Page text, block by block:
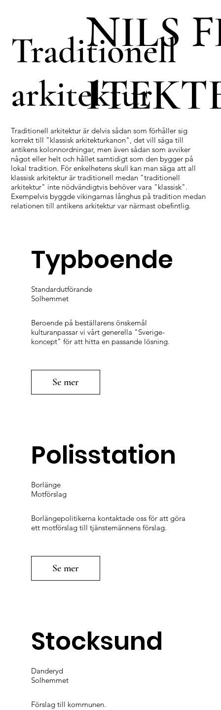
NILS F
Traditionell
arkitektur
Traditionell arkitektur är delvis sådan som förhåller sig
korrekt till "klassisk arkitekturkanon", det vill säga till
antikens kolonnordningar, men även sådan som avviker
något eller helt och hållet samtidigt som den bygger på
lokal tradition. För enkelhetens skull kan man säga att all
klassisk arkitektur är traditionell medan "traditionell
arkitektur" inte nödvändigtvis behöver vara "klassisk".
Exempelvis byggde vikingarnas långhus på tradition medan
relationen till antikens arkitektur var närmast obefintlig.
Typboende
Standardutförande
Beroende på beställarens önskemål
kulturanpassar vi vårt generella "Sverige-
koncept" för att hitta en passande lösning.
Se mer
Solhemmet
Polisstation
Borlänge
Borlängepolitikerna kontaktade oss för att göra
ett motförslag till tjänstemännens förslag.
Se mer
Motförslag
Stocksund
Danderyd
Förslag till kommunen.
Solhemmet